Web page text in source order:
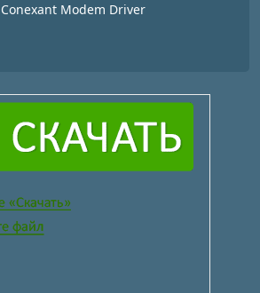
Conexant Modem Driver